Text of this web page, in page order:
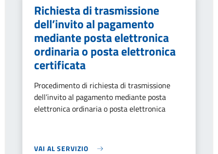
Richiesta di trasmissione
dell’invito al pagamento
mediante posta elettronica
ordinaria o posta elettronica
certificata
Procedimento di richiesta di trasmissione
dell’invito al pagamento mediante posta
elettronica ordinaria o posta elettronica
VAI AL SERVIZIO